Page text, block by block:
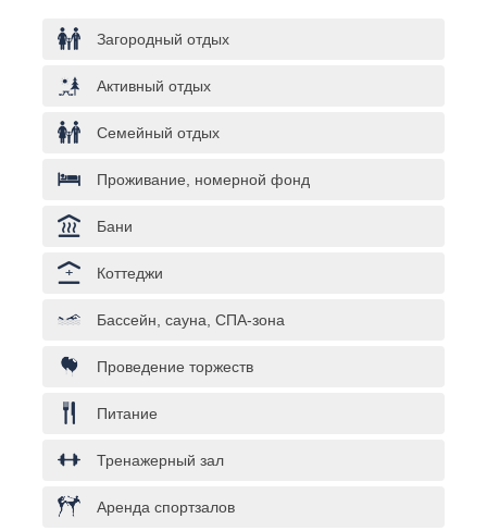
Загородный отдых
Активный отдых
Семейный отдых
Проживание, номерной фонд
Бани
Коттеджи
Бассейн, сауна, СПА-зона
Проведение торжеств
Питание
Тренажерный зал
Аренда спортзалов